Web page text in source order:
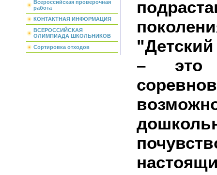
Всероссийская проверочная
работа
КОНТАКТНАЯ ИНФОРМАЦИЯ
ВСЕРОССИЙСКАЯ
ОЛИМПИАДА ШКОЛЬНИКОВ
Сортировка отходов
– это